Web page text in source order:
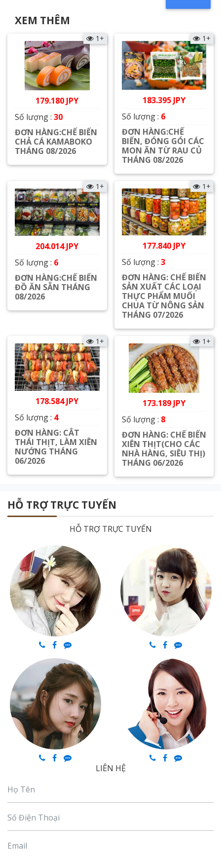
XEM THÊM
1+
179.180 JPY
Số lượng : 30
ĐƠN HÀNG:CHẾ BIẾN
CHẢ CÁ KAMABOKO
THÁNG 08/2026
Xem chi tiết
1+
183.395 JPY
Số lượng : 6
ĐƠN HÀNG:CHẾ
BIẾN, ĐÓNG GÓI CÁC
MON ĂN TỪ RAU CỦ
THÁNG 08/2026
Xem chi tiết
1+
204.014 JPY
Số lượng : 6
ĐƠN HÀNG:CHẾ BIẾN
ĐỒ ĂN SẴN THÁNG
08/2026
Xem chi tiết
1+
177.840 JPY
Số lượng : 3
ĐƠN HÀNG: CHẾ BIẾN
SẢN XUẤT CÁC LOẠI
THỰC PHẨM MUỐI
CHUA TỪ NÔNG SẢN
THÁNG 07/2026
Xem chi tiết
1+
178.584 JPY
Số lượng : 4
ĐƠN HÀNG: CẮT
THÁI THỊT, LÀM XIÊN
NƯỚNG THÁNG
06/2026
Xem chi tiết
1+
173.189 JPY
Số lượng : 8
ĐƠN HÀNG: CHẾ BIẾN
XIÊN THỊT(CHO CÁC
NHÀ HÀNG, SIÊU THỊ)
THÁNG 06/2026
Xem chi tiết
HỖ TRỢ TRỰC TUYẾN
HỖ TRỢ TRỰC TUYẾN
LIÊN HỆ